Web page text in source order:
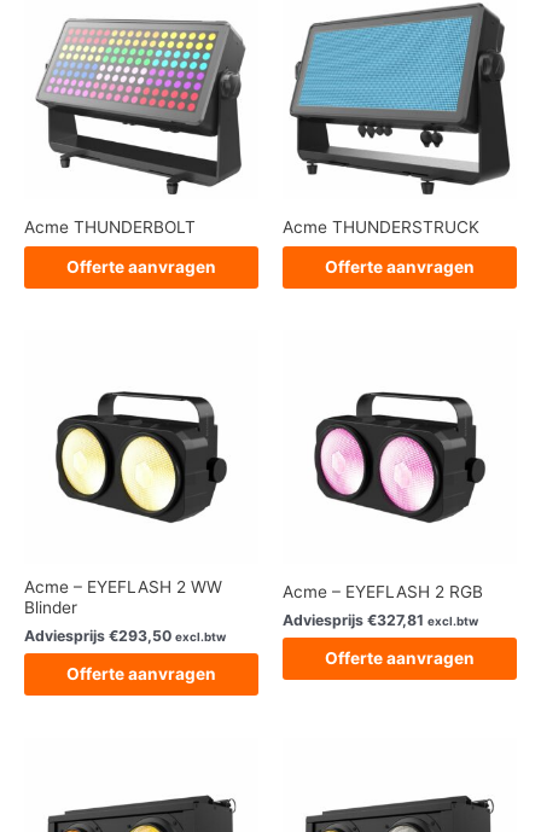
Acme THUNDERBOLT
Offerte aanvragen
Acme THUNDERSTRUCK
Offerte aanvragen
Acme – EYEFLASH 2 WW
Blinder
Adviesprijs €293,50 excl.btw
Offerte aanvragen
Acme – EYEFLASH 2 RGB
Adviesprijs €327,81 excl.btw
Offerte aanvragen